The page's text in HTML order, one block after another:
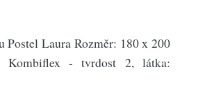
Postel Laura Rozměr: 180 x 200
Kombiflex - tvrdost 2, látka: